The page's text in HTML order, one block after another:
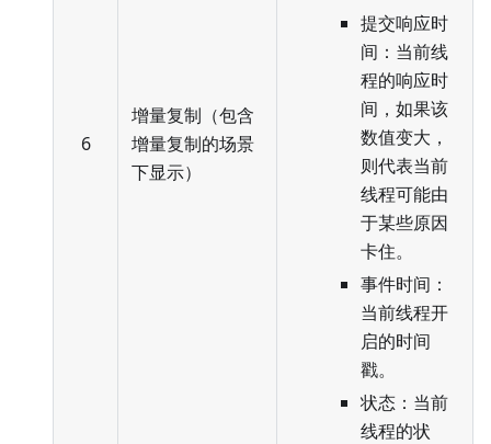
6
增量复制（包含
增量复制的场景
下显示）
提交响应时
间：当前线
程的响应时
间，如果该
数值变大，
则代表当前
线程可能由
于某些原因
卡住。
事件时间：
当前线程开
启的时间
戳。
状态：当前
线程的状